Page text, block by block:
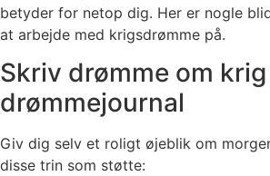
betyder for netop dig. Her er nogle
at arbejde med krigsdrømme på.
Skriv drømme om
drømmejournal
Giv dig selv et roligt øjeblik om
disse trin som støtte: